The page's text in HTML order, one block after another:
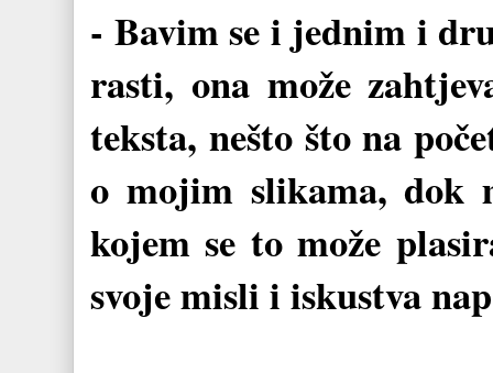
- Bavim se i jednim i
rasti, ona može
teksta, nešto što na
o mojim slikama, dok
kojem se to može
svoje misli i iskustva